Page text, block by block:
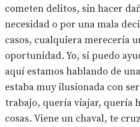
cometen delitos, sin hacer
necesidad o por una mala
casos, cualquiera merecería
oportunidad. Yo, si puedo
aquí estamos hablando de
estaba muy ilusionada con
trabajo, quería viajar, quería
cosas. Viene un chaval, te